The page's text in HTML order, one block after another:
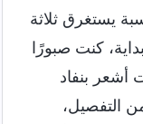
يستغرق ثلاثة
كنت صبورًا
أشعر بنفاد
التفصيل،